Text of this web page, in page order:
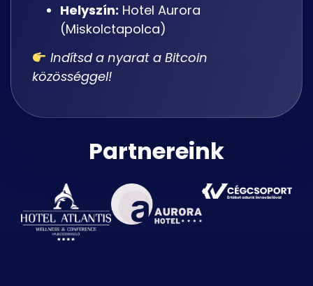
Helyszín: Hotel Aurora
(Miskolctapolca)
Indítsd a nyarat a Bitcoin
közösséggel!
Partnereink